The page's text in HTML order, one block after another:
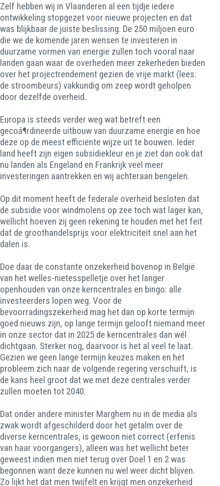
Zelf hebben wij in Vlaanderen al een tijdje iedere
ontwikkeling stopgezet voor nieuwe projecten en dat
was blijkbaar de juiste beslissing. De 250 miljoen euro
die we de komende jaren wensen te investeren in
duurzame vormen van energie zullen toch vooral naar
landen gaan waar de overheden meer zekerheden bieden
over het projectrendement gezien de vrije markt (lees:
de stroombeurs) vakkundig om zeep wordt geholpen
door dezelfde overheid.
Europa is steeds verder weg wat betreft een
gecoá¶rdineerde uitbouw van duurzame energie en hoe
deze op de meest efficiënte wijze uit te bouwen. Ieder
land heeft zijn eigen subsidiekleur en je ziet dan ook dat
nu landen als Engeland en Frankrijk veel meer
investeringen aantrekken en wij achteraan bengelen.
Op dit moment heeft de federale overheid besloten dat
de subsidie voor windmolens op zee toch wat lager kan,
wellicht hoeven zij geen rekening te houden met het feit
dat de groothandelsprijs voor elektriciteit snel aan het
dalen is.
Doe daar de constante onzekerheid bovenop in België
van het welles-nietesspelletje over het langer
openhouden van onze kerncentrales en bingo: alle
investeerders lopen weg. Voor de
bevoorradingszekerheid mag het dan op korte termijn
goed nieuws zijn, op lange termijn gelooft niemand meer
in onze sector dat in 2025 de kerncentrales dan wél
dichtgaan. Sterker nog, daarvoor is het al veel te laat.
Gezien we geen lange termijn keuzes maken en het
probleem zich naar de volgende regering verschuift, is
de kans heel groot dat we met deze centrales verder
zullen moeten tot 2040.
Dat onder andere minister Marghem nu in de media als
zwak wordt afgeschilderd door het getalm over de
diverse kerncentrales, is gewoon niet correct (erfenis
van haar voorgangers), alleen was het wellicht beter
geweest indien men niet terug over Doel 1 en 2 was
begonnen want deze kunnen nu wel weer dicht blijven.
Zo lijkt het dat men twijfelt en krijgt men onzekerheid